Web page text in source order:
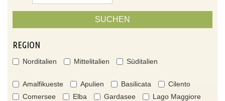
SUCHEN
REGION
Norditalien Mittelitalien Süditalien
Amalfikueste Apulien Basilicata
Cilento
Comersee
Elba Gardasee
Lago Maggiore